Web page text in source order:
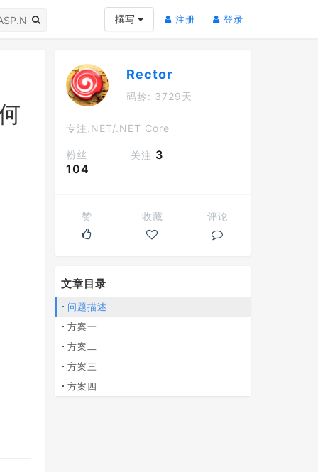
撰写 注册 (current)
登录
Rector
码龄: 3729天
专注.NET/.NET Core
粉丝
104
关注 3
赞 收藏 评论
文章目录
问题描述
方案一
方案二
方案三
方案四